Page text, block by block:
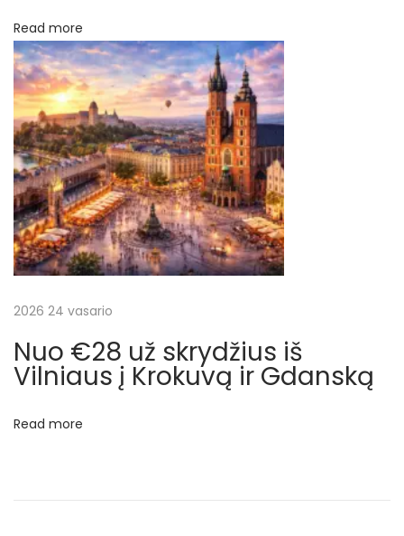
e
x
t
p
o
s
t
:
4
9
.
5
0
u
ž
4
d
i
n
s
K
Read more
2026 24 vasario
Nuo €28 už skrydžius iš
Vilniaus į Krokuvą ir Gdanską
Read more